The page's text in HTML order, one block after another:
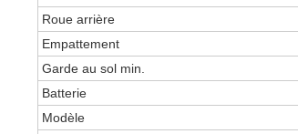
Roue arrière
Empattement
Garde au sol min.
Batterie
Modèle